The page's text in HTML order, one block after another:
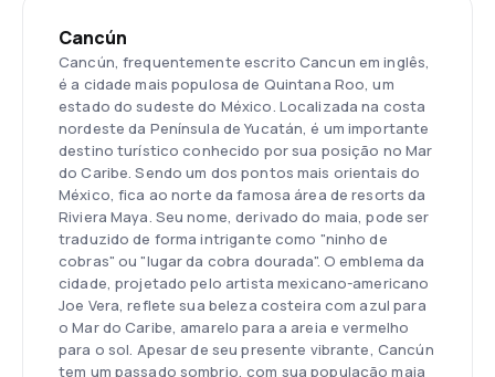
Cancún
Cancún, frequentemente escrito Cancun em inglês,
é a cidade mais populosa de Quintana Roo, um
estado do sudeste do México. Localizada na costa
nordeste da Península de Yucatán, é um importante
destino turístico conhecido por sua posição no Mar
do Caribe. Sendo um dos pontos mais orientais do
México, fica ao norte da famosa área de resorts da
Riviera Maya. Seu nome, derivado do maia, pode ser
traduzido de forma intrigante como "ninho de
cobras" ou "lugar da cobra dourada". O emblema da
cidade, projetado pelo artista mexicano-americano
Joe Vera, reflete sua beleza costeira com azul para
o Mar do Caribe, amarelo para a areia e vermelho
para o sol. Apesar de seu presente vibrante, Cancún
tem um passado sombrio, com sua população maia